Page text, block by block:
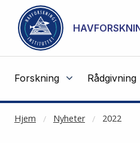
Gå til hovedinnhold
Forskning Rådgivning
Hjem Nyheter 2022
NOT CACHED